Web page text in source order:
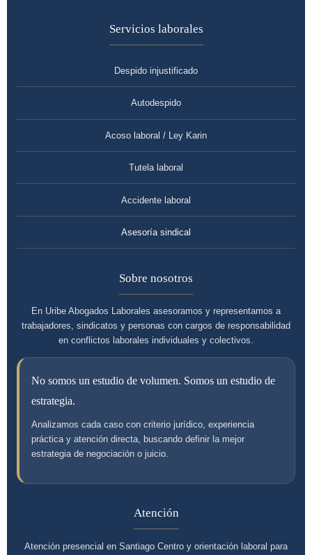
Servicios laborales
Despido injustificado
Autodespido
Acoso laboral / Ley Karin
Tutela laboral
Accidente laboral
Asesoría sindical
Sobre nosotros
En Uribe Abogados Laborales asesoramos y representamos a
trabajadores, sindicatos y personas con cargos de responsabilidad
en conflictos laborales individuales y colectivos.
No somos un estudio de volumen. Somos un estudio de
estrategia.
Analizamos cada caso con criterio jurídico, experiencia
práctica y atención directa, buscando definir la mejor
estrategia de negociación o juicio.
Atención
Atención presencial en Santiago Centro y orientación laboral para